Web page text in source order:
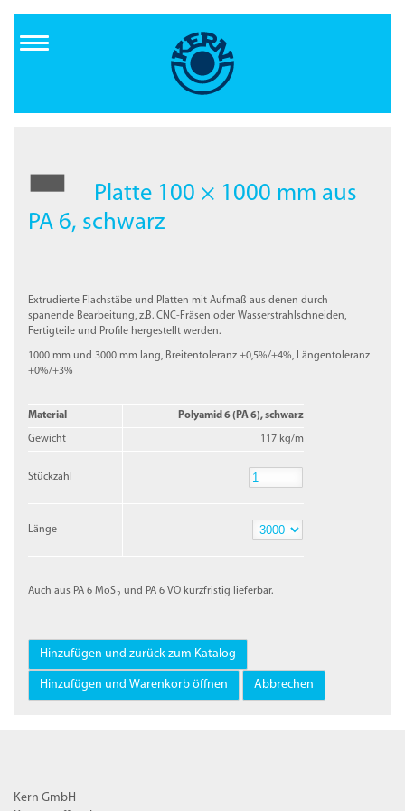
Inhalt
Platte 100 × 1000 mm aus
PA 6, schwarz
Extrudierte Flachstäbe und Platten mit Aufmaß aus denen durch
spanende Bearbeitung, z.B. CNC-Fräsen oder Wasserstrahlschneiden,
Fertigteile und Profile hergestellt werden.
1000 mm und 3000 mm lang, Breitentoleranz +0,5%/+4%, Längentoleranz
+0%/+3%
Material Polyamid 6 (PA 6), schwarz
Gewicht 117 kg/m
Stückzahl
Länge
Auch aus PA 6 MoS2 und PA 6 VO kurzfristig lieferbar.
Kern GmbH